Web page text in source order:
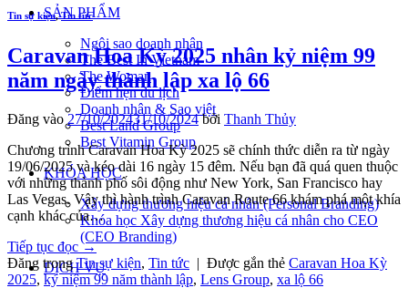
SẢN PHẨM
Ngôi sao doanh nhân
The Best In Vietnam
The Woman
Điểm hẹn du lịch
Doanh nhân & Sao việt
Best Land Group
Best Vitamin Group
KHÓA HỌC
Xây dựng thương hiệu cá nhân (Personal Branding)
Khóa học Xây dựng thương hiệu cá nhân cho CEO
(CEO Branding)
DỊCH VỤ
Tin sự kiện,Tin tức
Caravan Hoa Kỳ 2025 nhân kỷ niệm 99
năm ngày thành lập xa lộ 66
Đăng vào 27/10/202431/10/2024 bởi Thanh Thủy
Chương trình Caravan Hoa Kỳ 2025 sẽ chính thức diễn ra từ ngày
19/06/2025 và kéo dài 16 ngày 15 đêm. Nếu bạn đã quá quen thuộc
với những thành phố sôi động như New York, San Francisco hay
Las Vegas. Vậy thì hành trình Caravan Route 66 khám phá một khía
cạnh khác của…
Tiếp tục đọc→
Đăng trongTin sự kiện, Tin tức | Được gắn thẻ Caravan Hoa Kỳ
2025, kỷ niệm 99 năm thành lập, Lens Group, xa lộ 66